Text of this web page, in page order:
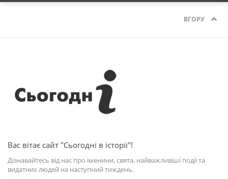
ВГОРУ
Вас вітає сайт "Сьогодні в історії"!
Дізнавайтесь від нас про іменини, свята, найважливіші події та
видатних людей на наступний тиждень.